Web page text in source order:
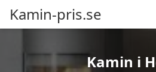
Kamin-pris.se
Kamin i